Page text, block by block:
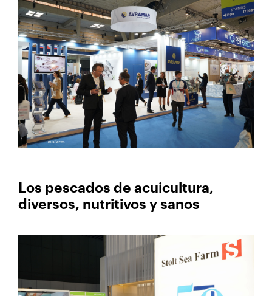
Los pescados de acuicultura,
diversos, nutritivos y sanos